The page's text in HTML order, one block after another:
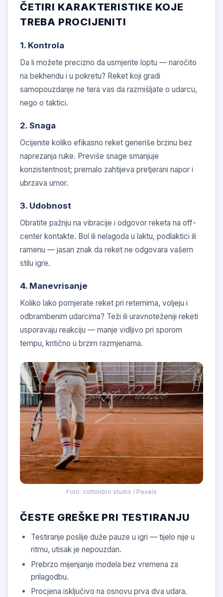
ČETIRI KARAKTERISTIKE KOJE
TREBA PROCIJENITI
1. Kontrola
Da li možete precizno da usmjerite loptu — naročito
na bekhendu i u pokretu? Reket koji gradi
samopouzdanje ne tera vas da razmišljate o udarcu,
nego o taktici.
2. Snaga
Ocijenite koliko efikasno reket generiše brzinu bez
naprezanja ruke. Previše snage smanjuje
konzistentnost; premalo zahtijeva pretjerani napor i
ubrzava umor.
3. Udobnost
Obratite pažnju na vibracije i odgovor reketa na off-
center kontakte. Bol ili nelagoda u laktu, podlaktici ili
ramenu — jasan znak da reket ne odgovara vašem
stilu igre.
4. Manevrisanje
Koliko lako pomjerate reket pri reternima, voljeju i
odbrambenim udarcima? Teži ili uravnoteženiji reketi
usporavaju reakciju — manje vidljivo pri sporom
tempu, kritično u brzim razmjenama.
Foto: cottonbro studio / Pexels
ČESTE GREŠKE PRI TESTIRANJU
Testiranje poslije duže pauze u igri — tijelo nije u
ritmu, utisak je nepouzdan.
Prebrzo mijenjanje modela bez vremena za
prilagodbu.
Procjena isključivo na osnovu prva dva udara.